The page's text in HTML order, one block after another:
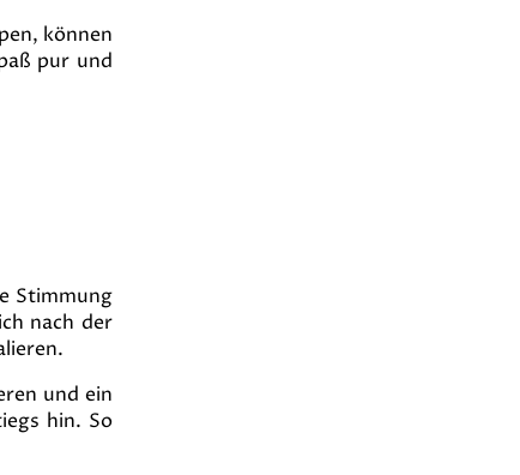
können
pur und
Stimmung
nach der
und ein
hin. So